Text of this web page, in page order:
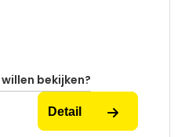
bekijken?
Detail